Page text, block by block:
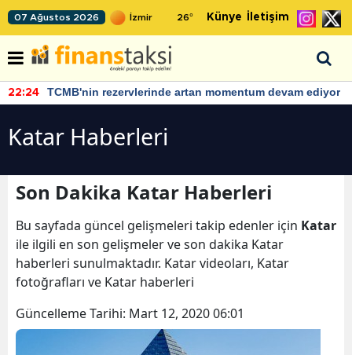
07 Ağustos 2026 26° Künye İletişim
TCMB'nin rezervlerinde artan momentum devam ediyor
Katar Haberleri
Son Dakika Katar Haberleri
Bu sayfada güncel gelişmeleri takip edenler için Katar
ile ilgili en son gelişmeler ve son dakika Katar
haberleri sunulmaktadır. Katar videoları, Katar
fotoğrafları ve Katar haberleri
Güncelleme Tarihi: Mart 12, 2020 06:01